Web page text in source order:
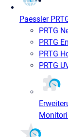
Paessler
PRTG
PRTG
PRTG
PRTG